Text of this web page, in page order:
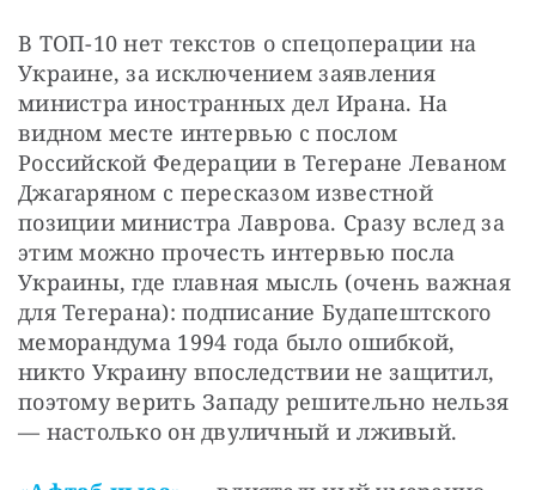
В ТОП-10 нет текстов о спецоперации на
Украине, за исключением заявления
министра иностранных дел Ирана. На
видном месте интервью с послом
Российской Федерации в Тегеране Леваном
Джагаряном с пересказом известной
позиции министра Лаврова. Сразу вслед за
этим можно прочесть интервью посла
Украины, где главная мысль (очень важная
для Тегерана): подписание Будапештского
меморандума 1994 года было ошибкой,
никто Украину впоследствии не защитил,
поэтому верить Западу решительно нельзя
— настолько он двуличный и лживый.